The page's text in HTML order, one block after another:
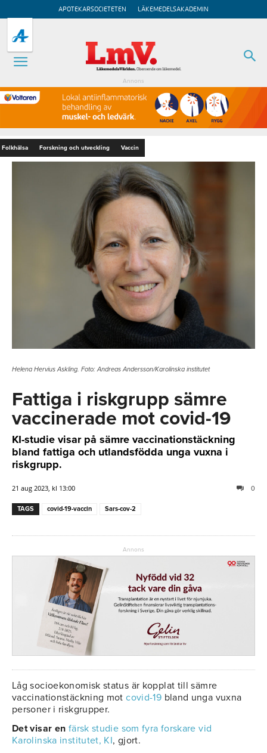
APOTEKARSOCIETETEN LÄKEMEDELSAKADEMIN
Annons
Folkhälsa Forskning och utveckling Vaccin
Helena Hervius Askling. Foto: Andreas Andersson/Karolinska institutet
Fattiga i riskgrupp sämre
vaccinerade mot covid-19
KI-studie visar på sämre vaccinationstäckning
bland fattiga och utlandsfödda unga vuxna i
riskgrupp.
21 aug 2023, kl 13:00 0
TAGS covid-19-vaccin Sars-cov-2
Annons
Låg socioekonomisk status är kopplat till sämre
vaccinationstäckning motcovid-19 bland unga vuxna
personer i riskgrupper.
Det visar en färsk studie som fyra forskare vid
Karolinska institutet, KI, gjort.